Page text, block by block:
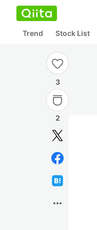
Trend Stock List
3
2
more_horiz